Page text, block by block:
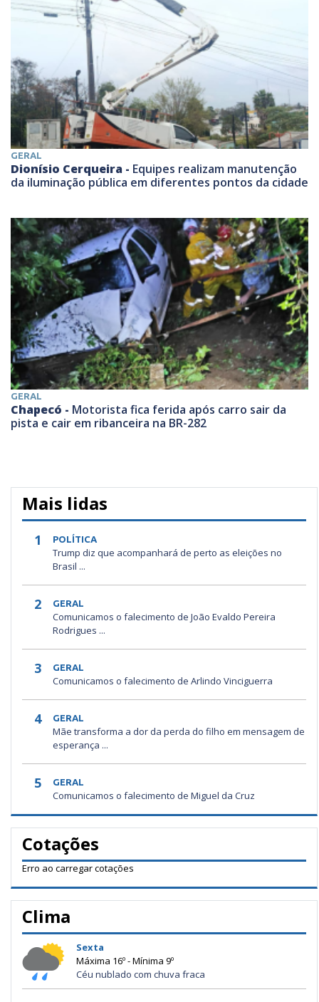
GERAL
Dionísio Cerqueira - Equipes realizam manutenção
da iluminação pública em diferentes pontos da cidade
GERAL
Chapecó - Motorista fica ferida após carro sair da
pista e cair em ribanceira na BR-282
Mais lidas
1 POLÍTICA
Trump diz que acompanhará de perto as eleições no
Brasil ...
2 GERAL
Comunicamos o falecimento de João Evaldo Pereira
Rodrigues ...
3 GERAL
Comunicamos o falecimento de Arlindo Vinciguerra
4 GERAL
Mãe transforma a dor da perda do filho em mensagem de
esperança ...
5 GERAL
Comunicamos o falecimento de Miguel da Cruz
Cotações
Erro ao carregar cotações
Clima
Sexta
Máxima 16º - Mínima 9º
Céu nublado com chuva fraca